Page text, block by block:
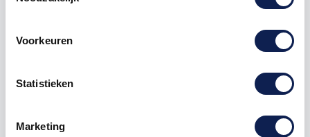
Voorkeuren
Statistieken
Marketing
Piepschuim Letter W Stencil